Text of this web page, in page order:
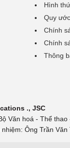
Hình
Quy
Chính
Chính
Thông
., JSC
Văn hoá - Thể thao
Ông Trần Văn